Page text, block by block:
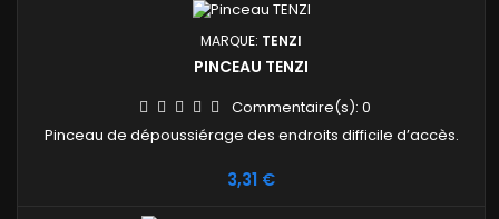
MARQUE: TENZI
PINCEAU TENZI
Commentaire(s): 0
Pinceau de dépoussiérage des endroits difficile d’accès.
Prix
3,31 €